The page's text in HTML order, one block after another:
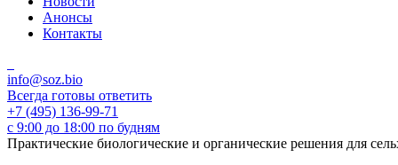
Анонсы
Контакты
info@soz.bio
Всегда готовы ответить
+7 (495) 136-99-71
с 9:00 до 18:00 по будням
Практические биологические и органические решения для